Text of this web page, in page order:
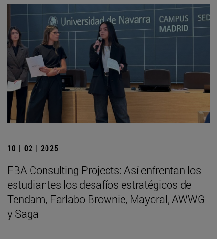
10 | 02 | 2025
FBA Consulting Projects: Así enfrentan los
estudiantes los desafíos estratégicos de
Tendam, Farlabo Brownie, Mayoral, AWWG
y Saga